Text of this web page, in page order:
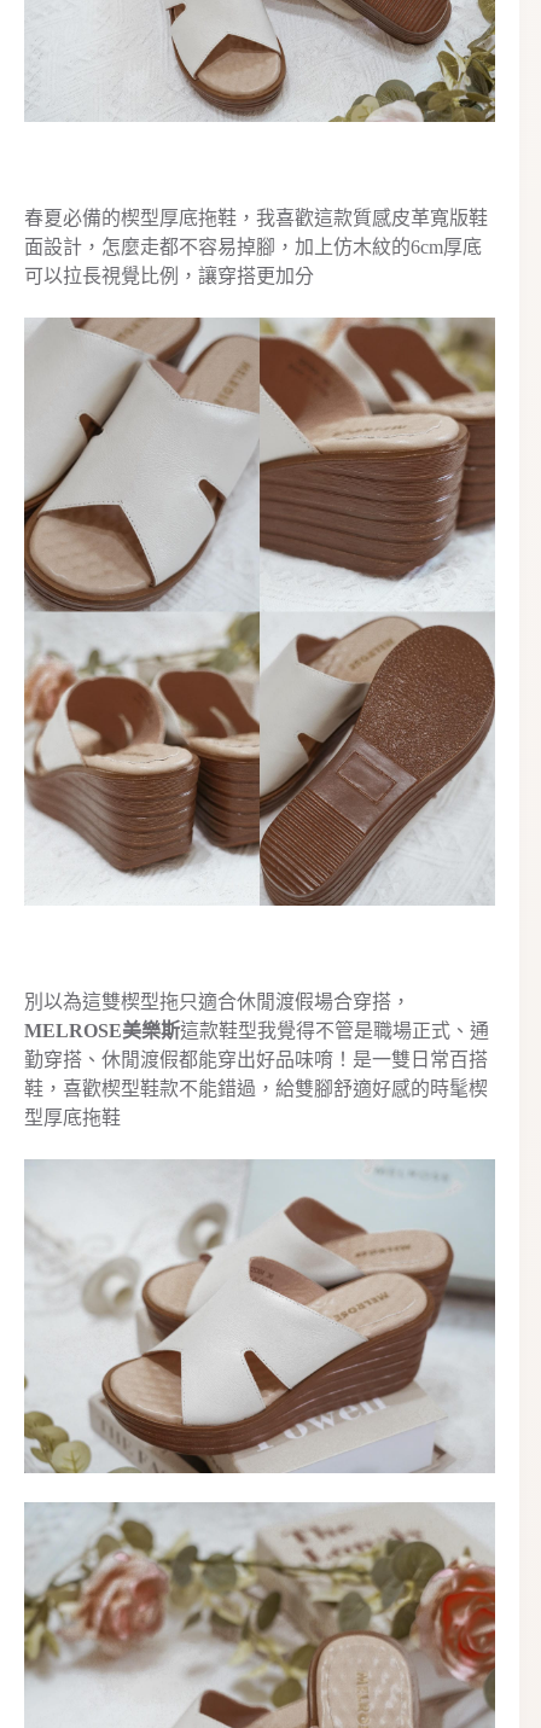
春夏必備的楔型厚底拖鞋，我喜歡這款質感皮革寬版鞋
面設計，怎麼走都不容易掉腳，加上仿木紋的6cm厚底
可以拉長視覺比例，讓穿搭更加分
別以為這雙楔型拖只適合休閒渡假場合穿搭，
MELROSE美樂斯這款鞋型我覺得不管是職場正式、通
勤穿搭、休閒渡假都能穿出好品味唷！是一雙日常百搭
鞋，喜歡楔型鞋款不能錯過，給雙腳舒適好感的時髦楔
型厚底拖鞋